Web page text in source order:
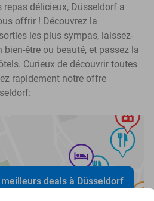
repas délicieux, Düsseldorf a
offrir ! Découvrez la
les plus sympas, laissez-
être ou beauté, et passez la
Curieux de découvrir toutes
rapidement notre offre
deals à Düsseldorf